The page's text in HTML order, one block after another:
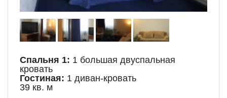
Спальня 1: 1 большая двуспальная
кровать
Гостиная: 1 диван-кровать
39 кв. м